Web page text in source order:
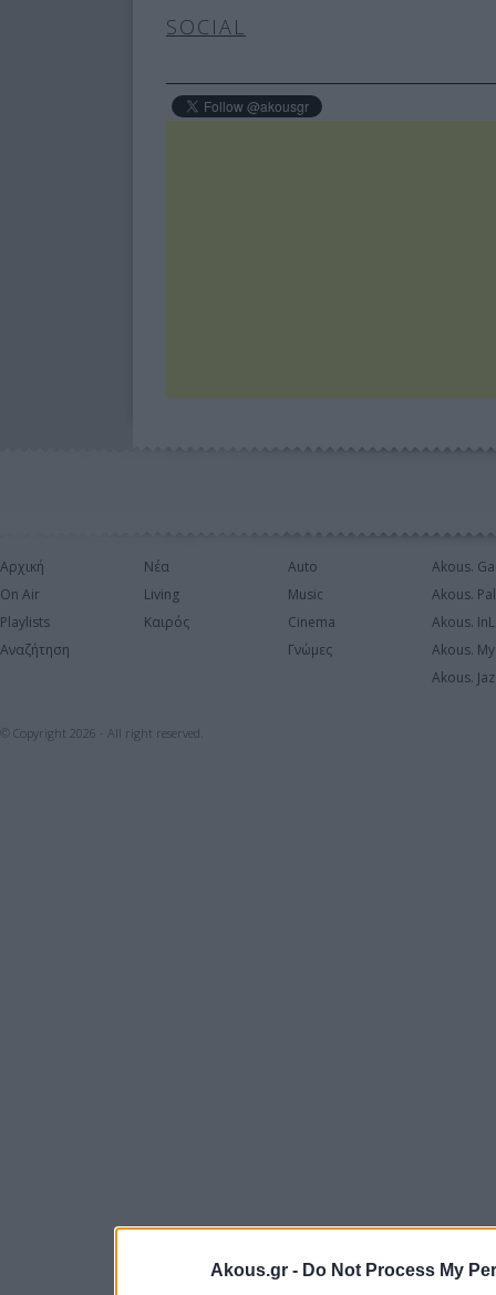
Akous.gr - Do Not Process My
SOCIAL
Αρχική
On Air
Playlists
Αναζήτηση
Νέα
Living
Καιρός
Auto
Music
Cinema
Γνώμες
Akous.
Akous.
Akous.
Akous.
Akous.
© Copyright 2026 - All right reserved.